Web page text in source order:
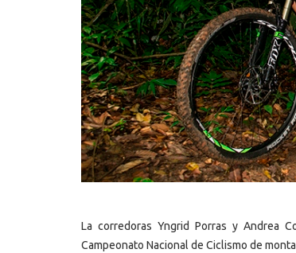
La corredoras Yngrid Porras y Andrea
Campeonato Nacional de Ciclismo de